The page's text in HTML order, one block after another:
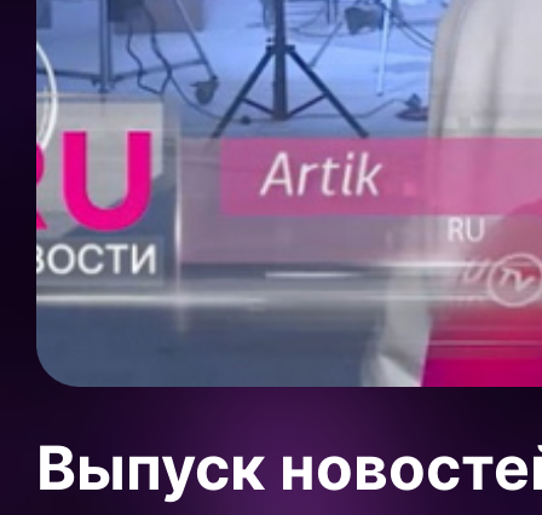
Выпуск